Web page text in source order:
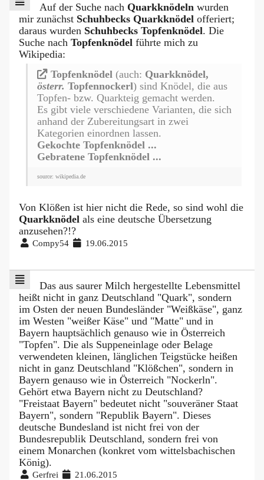
Auf der Suche nach Quarkknödeln wurden
mir zunächst Schuhbecks Quarkknödel offeriert;
daraus wurden Schuhbecks Topfenknödel. Die
Suche nach Topfenknödel führte mich zu
Wikipedia:
Topfenknödel (auch: Quarkknödel,
österr. Topfennockerl) sind Knödel, die aus
Topfen- bzw. Quarkteig gemacht werden.
Es gibt viele verschiedene Varianten, die sich
anhand der Zubereitungsart in zwei
Kategorien einordnen lassen.
Gekochte Topfenknödel ...
Gebratene Topfenknödel ...
source: wikipedia.de
Von Klößen ist hier nicht die Rede, so sind wohl die
Quarkknödel als eine deutsche Übersetzung
anzusehen?!?
Compy54 19.06.2015
Das aus saurer Milch hergestellte Lebensmittel
heißt nicht in ganz Deutschland "Quark", sondern
im Osten der neuen Bundesländer "Weißkäse", ganz
im Westen "weißer Käse" und "Matte" und in
Bayern hauptsächlich genauso wie in Österreich
"Topfen". Die als Suppeneinlage oder Belage
verwendeten kleinen, länglichen Teigstücke heißen
nicht in ganz Deutschland "Klößchen", sondern in
Bayern genauso wie in Österreich "Nockerln".
Gehört etwa Bayern nicht zu Deutschland?
"Freistaat Bayern" bedeutet nicht "souveräner Staat
Bayern", sondern "Republik Bayern". Dieses
deutsche Bundesland ist nicht frei von der
Bundesrepublik Deutschland, sondern frei von
einem Monarchen (konkret vom wittelsbachischen
König).
Gerfrei 21.06.2015